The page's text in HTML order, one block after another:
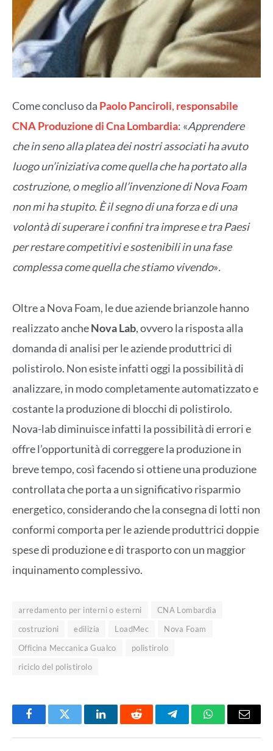
Come concluso da Paolo Panciroli, responsabile
CNA Produzione di Cna Lombardia: «Apprendere
che in seno alla platea dei nostri associati ha avuto
luogo un’iniziativa come quella che ha portato alla
costruzione, o meglio all’invenzione di Nova Foam
non mi ha stupito. È il segno di una forza e di una
volontà di superare i confini tra imprese e tra Paesi
per restare competitivi e sostenibili in una fase
complessa come quella che stiamo vivendo».
Oltre a Nova Foam, le due aziende brianzole hanno
realizzato ancheNova Lab, ovvero la risposta alla
domanda di analisi per le aziende produttrici di
polistirolo. Non esiste infatti oggi la possibilità di
analizzare, in modo completamente automatizzato e
costante la produzione di blocchi di polistirolo.
Nova-lab diminuisce infatti la possibilità di errori e
offre l’opportunità di correggere la produzione in
breve tempo, così facendo si ottiene una produzione
controllata che porta a un significativo risparmio
energetico, considerando che la consegna di lotti non
conformi comporta per le aziende produttrici doppie
spese di produzione e di trasporto con un maggior
inquinamento complessivo.
arredamento per interni o esterni
CNA Lombardia
costruzioni
edilizia LoadMec
Nova Foam
Officina Meccanica Gualco
polistirolo
riciclo del polistirolo
FacebookTwitter LinkedInReddit TelegramWhatsAppEmail